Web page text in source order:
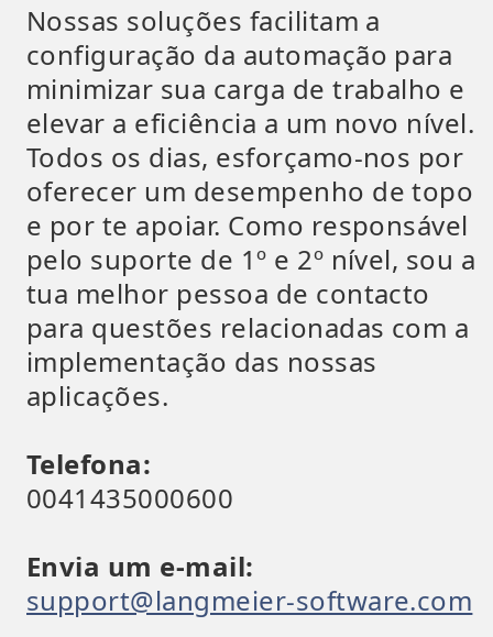
Nossas soluções facilitam a
configuração da automação para
minimizar sua carga de trabalho e
elevar a eficiência a um novo nível.
Todos os dias, esforçamo-nos por
oferecer um desempenho de topo
e por te apoiar. Como responsável
pelo suporte de 1º e 2º nível, sou a
tua melhor pessoa de contacto
para questões relacionadas com a
implementação das nossas
aplicações.
Telefona:
0041435000600
Envia um e-mail:
support@langmeier-software.com